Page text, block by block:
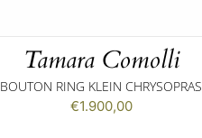
Tamara Comolli
BOUTON RING KLEIN CHRYSOPRAS
€1.900,00